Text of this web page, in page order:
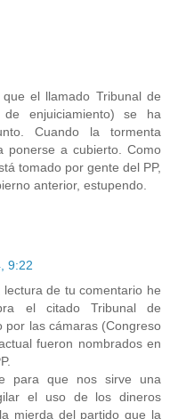
el llamado Tribunal de
enjuiciamiento) se ha
Cuando la tormenta
ponerse a cubierto. Como
tomado por gente del PP,
anterior, estupendo.
9:22
de tu comentario he
el citado Tribunal de
por las cámaras (Congreso
fueron nombrados en
para que nos sirve una
el uso de los dineros
mierda del partido que la